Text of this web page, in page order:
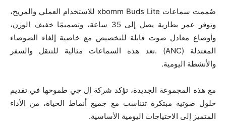
صُممت سماعات xbomm Buds Lite للاستخدام العملي والمريح،
وتوفر عمر بطارية يصل إلى 35 ساعة، وتصميمًا خفيف الوزن،
وأوضاع معادل صوت قابلة للتخصيص مع خاصية إلغاء الضوضاء
المعتدلة (ANC) .تعد هذه السماعات مثالية للتنقل والسفر
والأنشطة اليومية.
مع هذه المجموعة الجديدة، تؤكد شركة إل جي طموحها في تقديم
حلول صوتية مبتكرة تتناسب مع جميع أنماط الحياة، من الأداء
المتميز إلى الاحتياجات اليومية الأساسية.